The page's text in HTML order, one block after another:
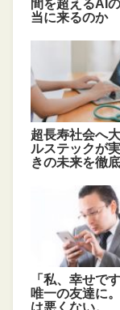
間を超えるAI
当に来るのか
超長寿社会へ
ルステックが
きの未来を徹
「私、幸せで
唯一の友達に